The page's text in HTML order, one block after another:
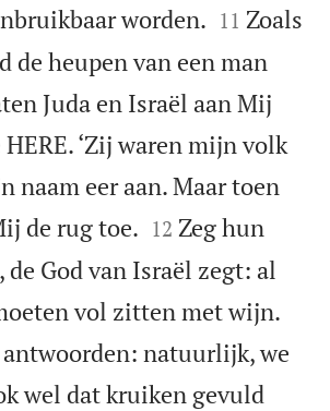
worden. 

11 Zoals
de heupen van een man
Juda en Israël aan Mij
HERE. ‘Zij waren mijn volk
naam eer aan. Maar toen
de rug toe. 

12 Zeg hun
de God van Israël zegt: al
vol zitten met wijn.
natuurlijk, we
wel dat kruiken gevuld